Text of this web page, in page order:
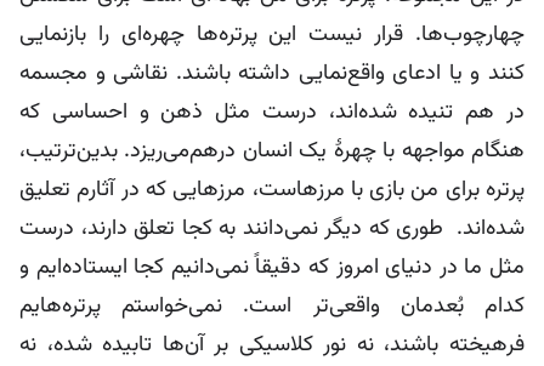
چهارچوب‌ها. قرار نیست این پرتره‌ها چهره‌ای را بازنمایی
کنند و یا ادعای واقع‌نمایی داشته باشند. نقاشی و مجسمه
در هم تنیده شده‌اند، درست مثل ذهن و احساسی که
هنگام مواجهه با چهرۀ یک انسان در‌هم‌می‌ریزد. بدین‌ترتیب،
پرتره برای من بازی با مرزهاست، مرزهایی که در آثارم تعلیق
شده‌اند. طوری که دیگر نمی‌دانند به کجا تعلق دارند، درست
مثل ما در دنیای امروز که دقیقاً نمی‌دانیم کجا ایستاده‌ایم و
کدام بُعدمان واقعی‌تر است. نمی‌خواستم پرتره‌هایم
فرهیخته باشند، نه نور کلاسیکی بر آن‌ها تابیده شده، نه